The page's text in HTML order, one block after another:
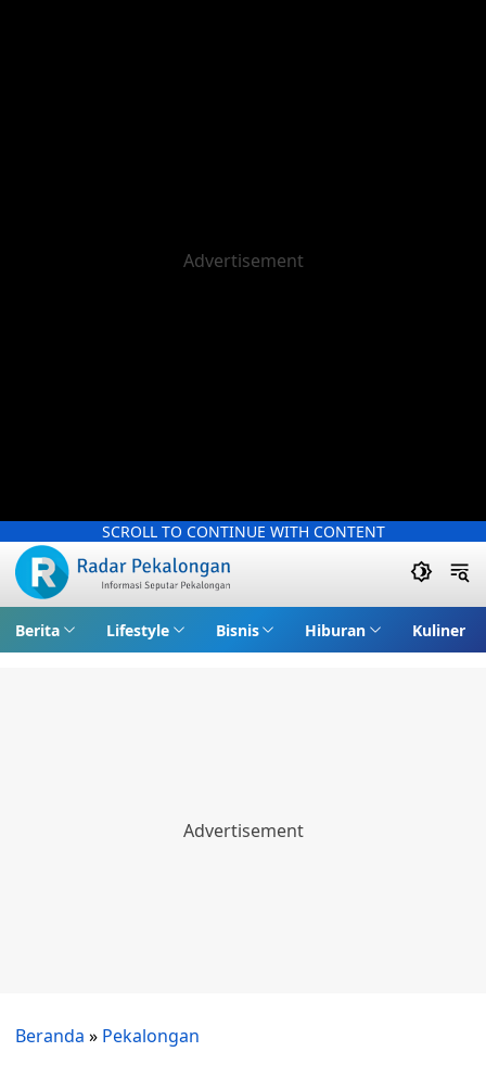
SCROLL TO CONTINUE WITH CONTENT
Berita Lifestyle Bisnis Hiburan Kuliner
Beranda » Pekalongan